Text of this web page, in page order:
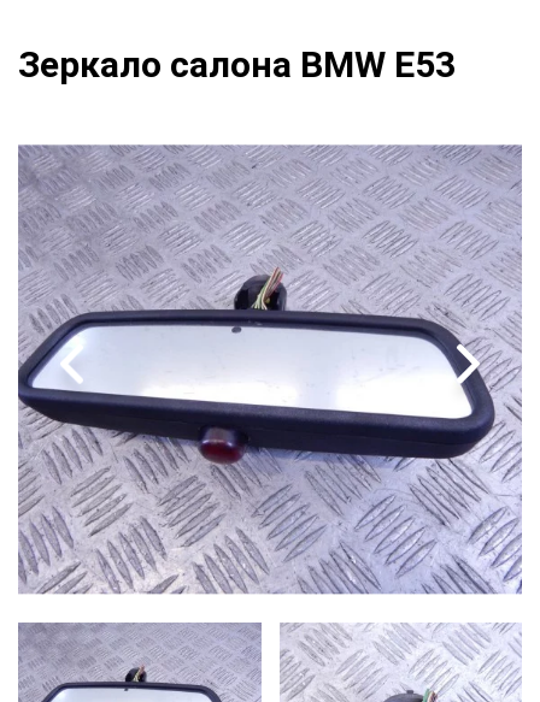
Зеркало салона BMW E53